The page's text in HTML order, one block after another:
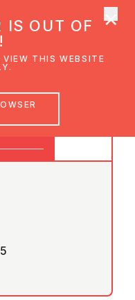
IS OUT OF
THIS WEBSITE
×